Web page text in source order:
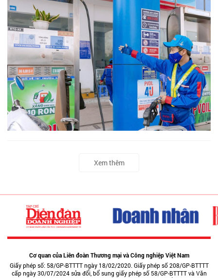
Xem thêm
Cơ quan của Liên đoàn Thương mại và Công nghiệp Việt Nam
Giấy phép số: 58/GP-BTTTT ngày 18/02/2020. Giấy phép số 208/GP-BTTTT
cấp ngày 30/07/2024 sửa đổi, bổ sung giấy phép số 58/GP-BTTTT và Văn